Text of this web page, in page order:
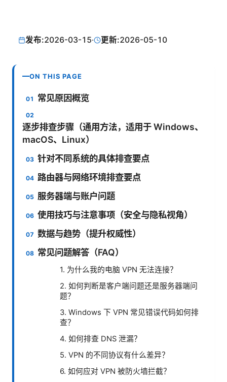
发布:2026-03-15· 更新:2026-05-10
ON THIS PAGE
常见原因概览
逐步排查步骤（通用方法，适用于 Windows、
macOS、Linux）
针对不同系统的具体排查要点
路由器与网络环境排查要点
服务器端与账户问题
使用技巧与注意事项（安全与隐私视角）
数据与趋势（提升权威性）
常见问题解答（FAQ）
1. 为什么我的电脑 VPN 无法连接？
2. 如何判断是客户端问题还是服务器端问
题？
3. Windows 下 VPN 常见错误代码如何排
查？
4. 如何排查 DNS 泄漏？
5. VPN 的不同协议有什么差异？
6. 如何应对 VPN 被防火墙拦截？